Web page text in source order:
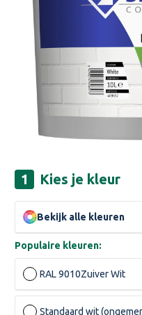
Kies je kleur
Populaire kleuren:
RAL 9010Zuiver Wit
Standaard wit
Bekijk alle kleuren